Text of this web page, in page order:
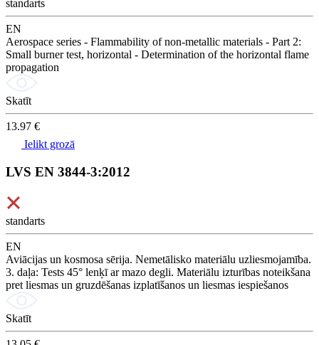
standarts
EN
Aerospace series - Flammability of non-metallic materials - Part 2:
Small burner test, horizontal - Determination of the horizontal flame
propagation
Skatīt
13.97 €
Ielikt grozā
LVS EN 3844-3:2012
standarts
EN
Aviācijas un kosmosa sērija. Nemetālisko materiālu uzliesmojamība.
3. daļa: Tests 45° lenķī ar mazo degli. Materiālu izturības noteikšana
pret liesmas un gruzdēšanas izplatīšanos un liesmas iespiešanos
Skatīt